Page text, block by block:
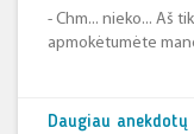
- Chm... nieko... Aš
apmokėtumėte
Daugiau anekdotų